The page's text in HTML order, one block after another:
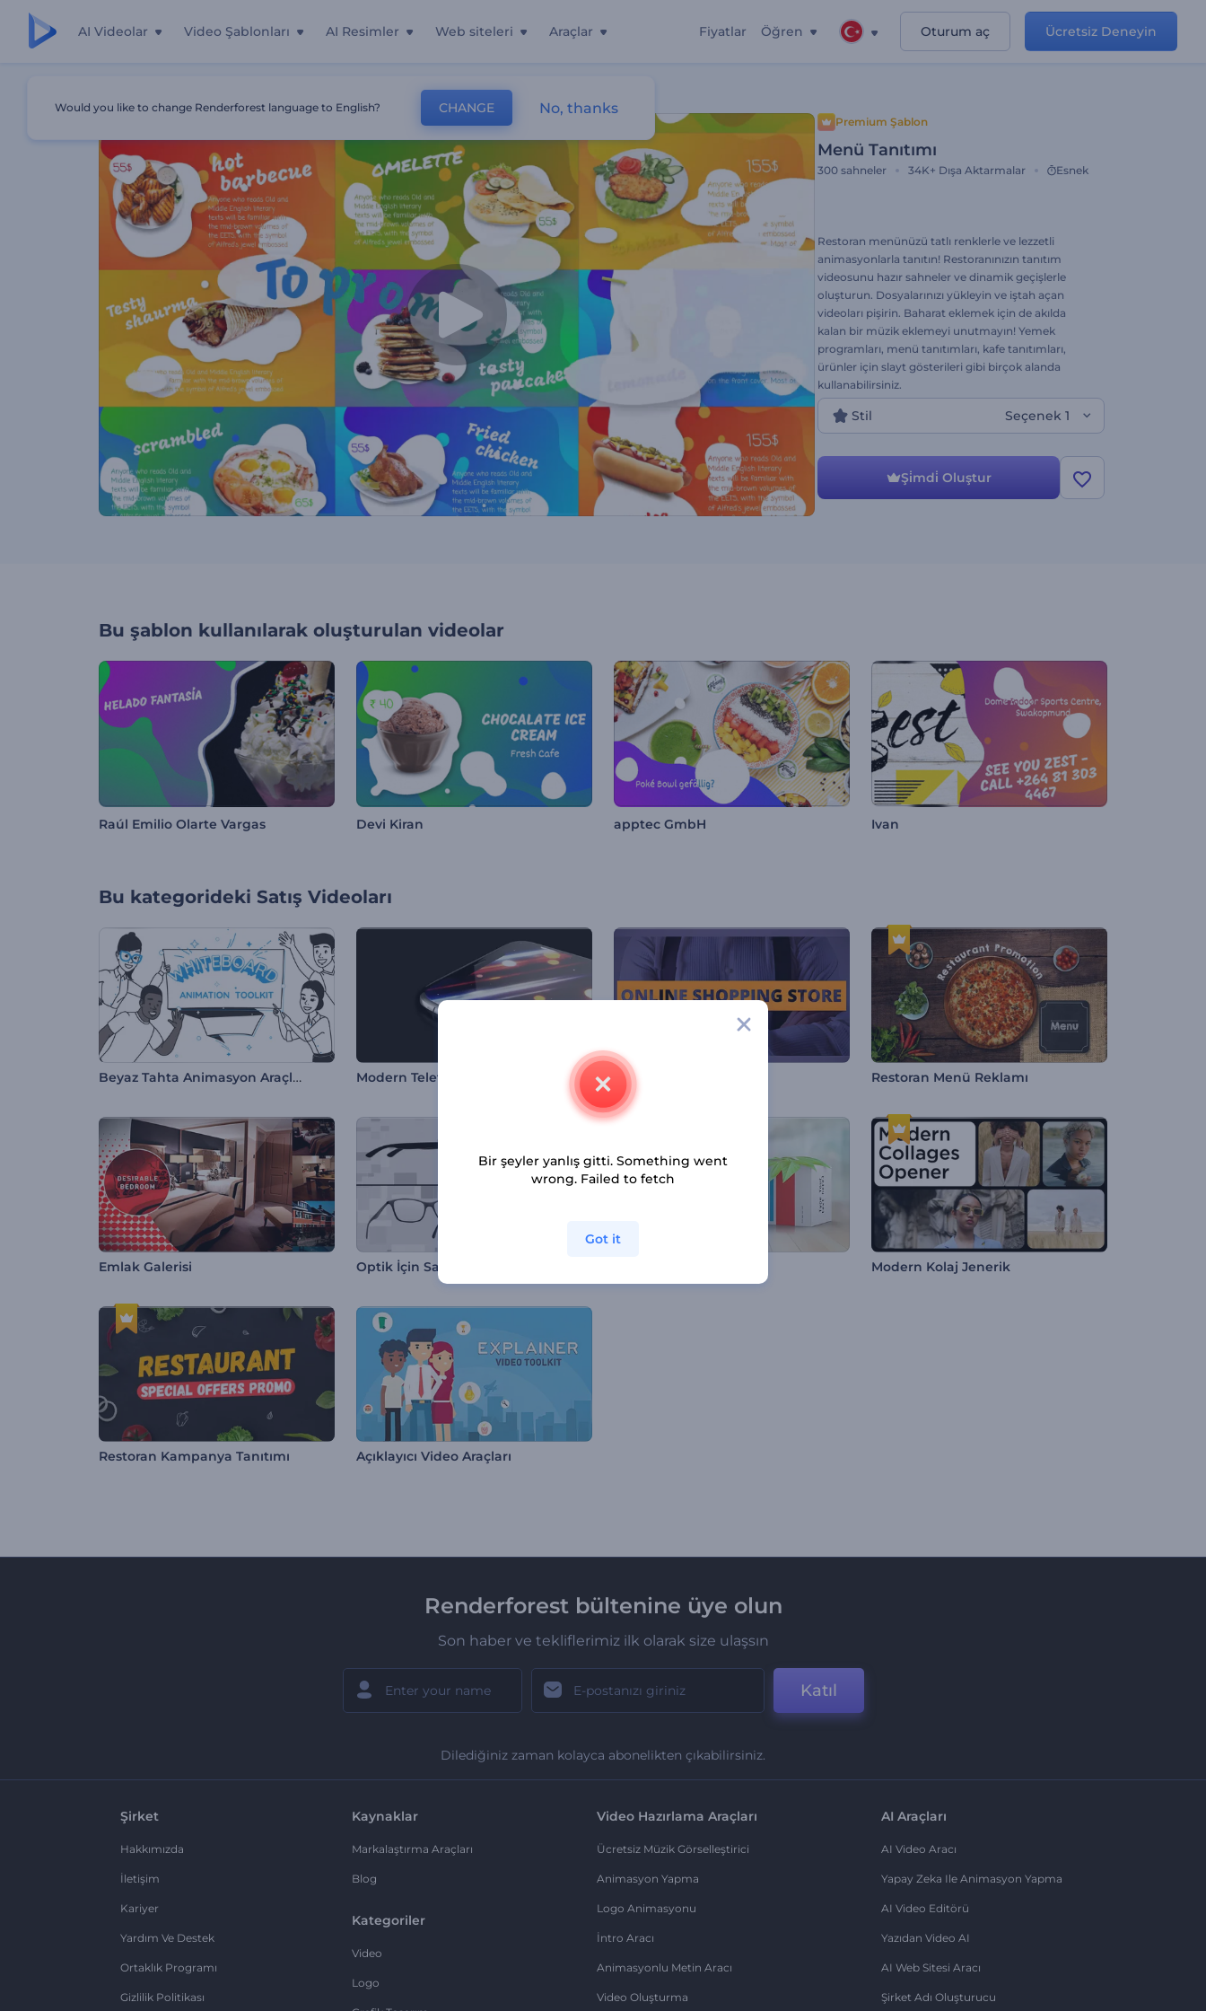
AI Videolar Video Şablonları AI Resimler Web siteleri Araçlar Fiyatlar Öğren Oturum aç Ücretsiz Deneyin
Premium Şablon
Menü Tanıtımı
300 sahneler 34K+ Dışa Aktarmalar Esnek
Restoran menünüzü tatlı renklerle ve lezzetli
animasyonlarla tanıtın! Restoranınızın tanıtım
videosunu hazır sahneler ve dinamik geçişlerle
oluşturun. Dosyalarınızı yükleyin ve iştah açan
videoları pişirin. Baharat eklemek için de akılda
kalan bir müzik eklemeyi unutmayın! Yemek
programları, menü tanıtımları, kafe tanıtımları,
ürünler için slayt gösterileri gibi birçok alanda
kullanabilirsiniz.
Stil Seçenek 1
Şi̇mdi̇ Oluştur
Bu şablon kullanılarak oluşturulan videolar
Raúl Emilio Olarte Vargas Devi Kiran apptec GmbH Ivan
Bu kategorideki Satış Videoları
Beyaz Tahta Animasyon Araçları Modern Telefon Modeli Araç Kiti Online Mağaza Galeri Restoran Menü Reklamı
Emlak Galerisi Optik İçin Sade Giriş Videosu Modern Kolaj Jenerik
Restoran Kampanya Tanıtımı Açıklayıcı Video Araçları
Renderforest bültenine üye olun
Son haber ve tekliflerimiz ilk olarak size ulaşsın
Katıl
Dilediğiniz zaman kolayca abonelikten çıkabilirsiniz.
Şirket
Hakkımızda
İletişim
Kariyer
Yardım Ve Destek
Ortaklık Programı
Gizlilik Politikası
Kaynaklar
Markalaştırma Araçları
Blog
Kategoriler
Video
Logo
Video Hazırlama Araçları
Ücretsiz Müzik Görselleştirici
Animasyon Yapma
Logo Animasyonu
İntro Aracı
Animasyonlu Metin Aracı
Video Oluşturma
AI Araçları
AI Video Aracı
Yapay Zeka Ile Animasyon Yapma
AI Video Editörü
Yazıdan Video AI
AI Web Sitesi Aracı
Şirket Adı Oluşturucu
Would you like to change Renderforest language to English? CHANGE No, thanks
Bir şeyler yanlış gitti. Something went
wrong. Failed to fetch
Got it